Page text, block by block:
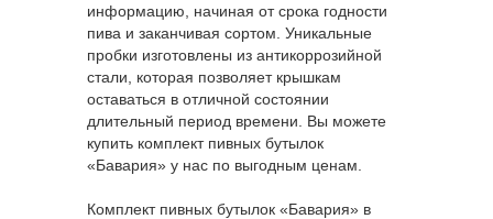
информацию, начиная от срока годности
пива и заканчивая сортом. Уникальные
пробки изготовлены из антикоррозийной
стали, которая позволяет крышкам
оставаться в отличной состоянии
длительный период времени. Вы можете
купить комплект пивных бутылок
«Бавария» у нас по выгодным ценам.
Комплект пивных бутылок «Бавария» в